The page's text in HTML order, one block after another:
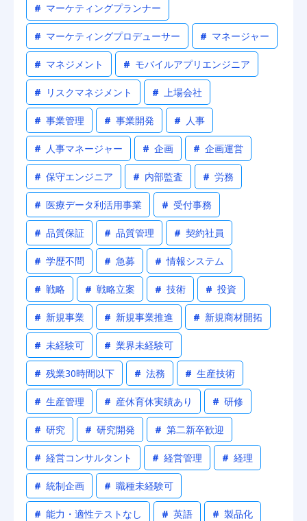
# マーケティングプランナー
# マーケティングプロデューサー # マネージャー
# マネジメント # モバイルアプリエンジニア
# リスクマネジメント # 上場会社
# 事業管理 # 事業開発 # 人事
# 人事マネージャー # 企画 # 企画運営
# 保守エンジニア # 内部監査 # 労務
# 医療データ利活用事業 # 受付事務
# 品質保証 # 品質管理 # 契約社員
# 学歴不問 # 急募 # 情報システム
# 戦略 # 戦略立案 # 技術 # 投資
# 新規事業 # 新規事業推進 # 新規商材開拓
# 未経験可 # 業界未経験可
# 残業30時間以下 # 法務 # 生産技術
# 生産管理 # 産休育休実績あり # 研修
# 研究 # 研究開発 # 第二新卒歓迎
# 経営コンサルタント # 経営管理 # 経理
# 統制企画 # 職種未経験可
# 能力・適性テストなし # 英語 # 製品化